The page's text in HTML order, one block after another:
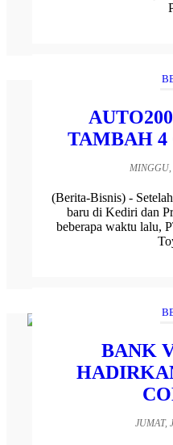
TAMBAH 4
MINGGU,
(Berita-Bisnis) -
baru di Kediri dan
beberapa waktu lalu,
BANK
JUMAT,